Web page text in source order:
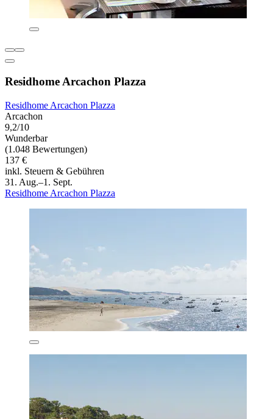
Residhome Arcachon Plazza
Residhome Arcachon Plazza
Arcachon
9,2/10
Wunderbar
(1.048 Bewertungen)
137 €
inkl. Steuern & Gebühren
31. Aug.–1. Sept.
Residhome Arcachon Plazza